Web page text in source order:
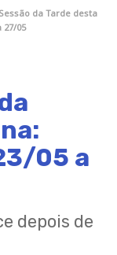
da Tarde desta
05
05 a
depois de